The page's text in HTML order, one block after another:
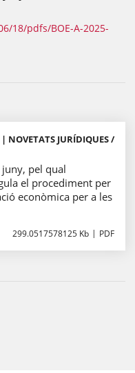
18/pdfs/BOE-A-2025-
NOVETATS JURÍDIQUES /
pel qual
el procediment per
econòmica per a les
299.0517578125 Kb PDF